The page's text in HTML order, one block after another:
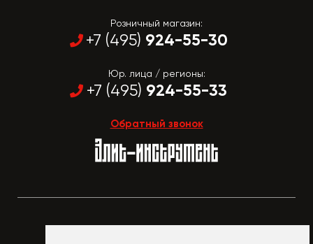
Розничный магазин:
+7 (495) 924-55-30
Юр. лица / регионы:
+7 (495) 924-55-33
Обратный звонок